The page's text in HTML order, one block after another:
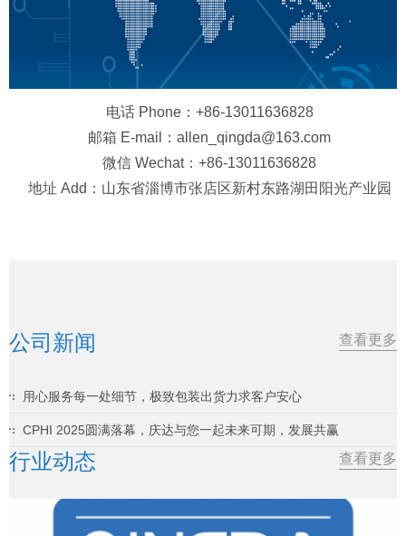
电话 Phone：+86-13011636828
邮箱 E-mail：allen_qingda@163.com
微信 Wechat：+86-13011636828
地址 Add：山东省淄博市张店区新村东路湖田阳光产业园
公司新闻 查看更多
用心服务每一处细节，极致包装出货力求客户安心
CPHI 2025圆满落幕，庆达与您一起未来可期，发展共赢
行业动态 查看更多